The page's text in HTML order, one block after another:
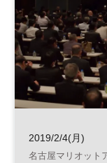
2019/2/4(月)
名古屋マリオット